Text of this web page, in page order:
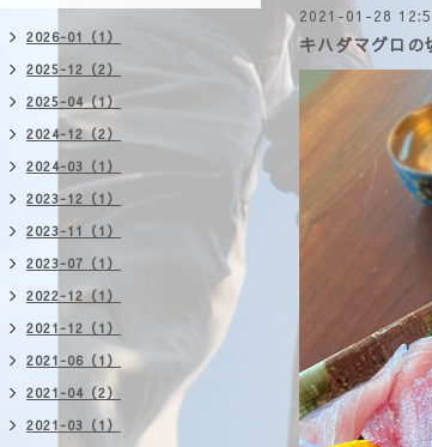
2021-01-28
キハダマグロの
2026-01（1）
2025-12（2）
2025-04（1）
2024-12（2）
2024-03（1）
2023-12（1）
2023-11（1）
2023-07（1）
2022-12（1）
2021-12（1）
2021-06（1）
2021-04（2）
2021-03（1）